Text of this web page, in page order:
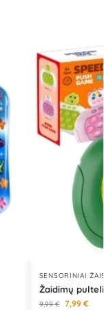
SENSORINIAI
Žaidimų
9,99€ 7,99 €